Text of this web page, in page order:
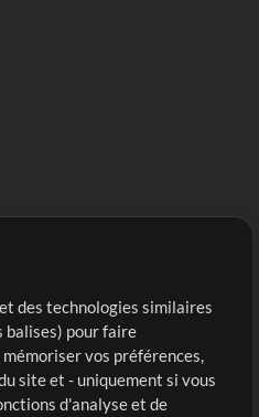
Compte
Connexion
des technologies similaires
balises) pour faire
vos préférences,
site et - uniquement si vous
d'analyse et de